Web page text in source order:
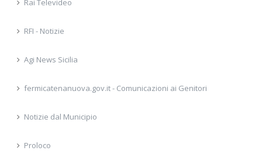
RFI - Notizie
Agi News Sicilia
fermicatenanuova.gov.it - Comunicazioni ai Genitori
Notizie dal Municipio
Proloco